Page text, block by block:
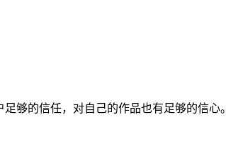
够的信任，对自己的作品也有足够的信心。